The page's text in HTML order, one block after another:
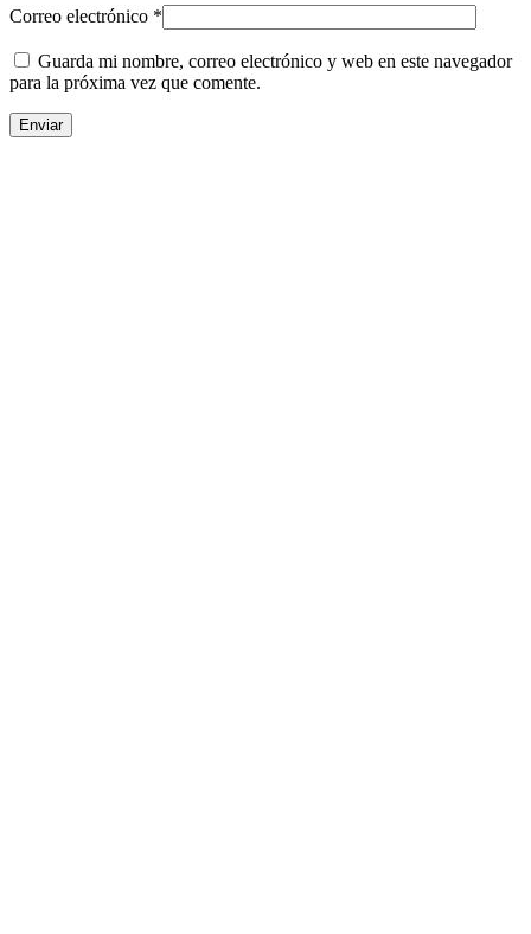
Correo electrónico *
Guarda mi nombre, correo electrónico y web en este navegador
para la próxima vez que comente.